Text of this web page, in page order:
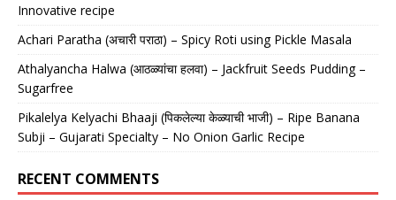
Innovative recipe
Achari Paratha (अचारी पराठा) – Spicy Roti using Pickle Masala
Athalyancha Halwa (आठळ्यांचा हलवा) – Jackfruit Seeds Pudding –
Sugarfree
Pikalelya Kelyachi Bhaaji (पिकलेल्या केळ्याची भाजी) – Ripe Banana
Subji – Gujarati Specialty – No Onion Garlic Recipe
RECENT COMMENTS